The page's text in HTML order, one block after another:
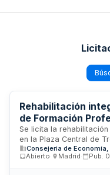
Rehabilitación
de Formación
Biotecnología en
Se licita la
en la Plaza Central de
en Centro de Formación
Farmacéutica y
Consejeria de
Abierto
Madrid Pub.